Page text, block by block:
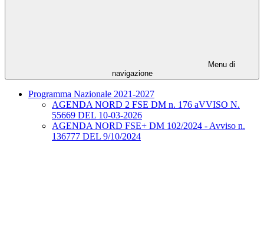
Menu di
navigazione
Programma Nazionale 2021-2027
AGENDA NORD 2 FSE DM n. 176 aVVISO N.
55669 DEL 10-03-2026
AGENDA NORD FSE+ DM 102/2024 - Avviso n.
136777 DEL 9/10/2024